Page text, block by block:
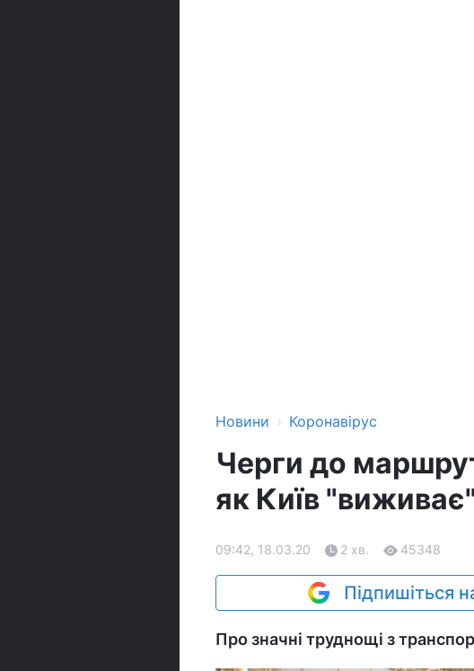
Новини › Коронавірус
Черги до
як Київ
09:42, 18.03.20 2 хв. 45348
Підпишіться
Про значні труднощі з